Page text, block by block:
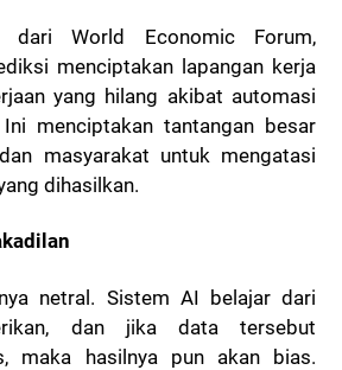
dari World Economic Forum,
menciptakan lapangan kerja
yang hilang akibat automasi
menciptakan tantangan besar
masyarakat untuk mengatasi
dihasilkan.
netral. Sistem AI belajar dari
dan jika data tersebut
maka hasilnya pun akan bias.